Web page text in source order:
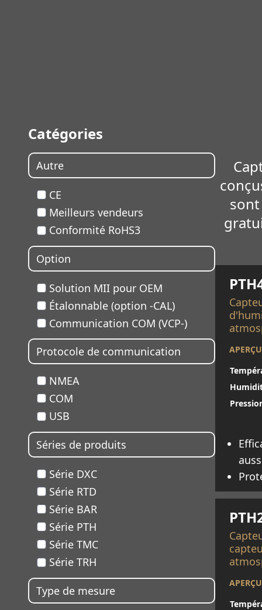
Catégories
Autre
CE
Meilleurs vendeurs
Conformité RoHS3
Option
Solution MII pour OEM
Étalonnable (option -CAL)
Communication COM (VCP-)
Protocole de communication
NMEA
COM
USB
Séries de produits
Série DXC
Série RTD
Série BAR
Série PTH
Série TMC
Série TRH
Type de mesure
En